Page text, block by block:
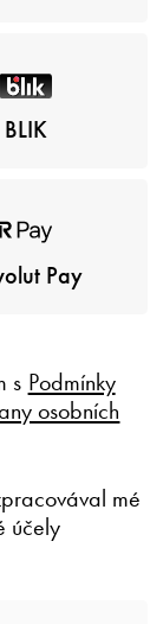
BLIK
Pay
s Podmínky
osobních
mé
účely